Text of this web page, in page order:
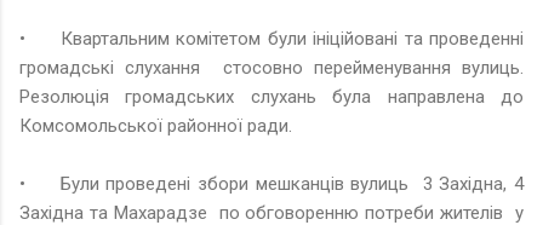
•
Квартальним комітетом були ініційовані та проведенні
громадські слухання стосовно перейменування вулиць.
Резолюція громадських слухань була направлена до
Комсомольської районної ради.
•
Були проведені збори мешканців вулиць 3 Західна, 4
Західна та Махарадзе по обговоренню потреби жителів у